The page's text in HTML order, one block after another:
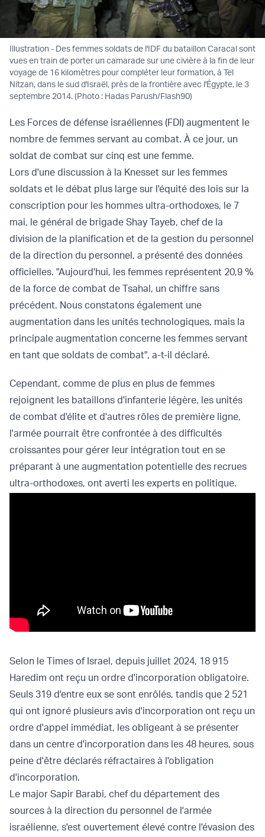
Illustration - Des femmes soldats de l'IDF du bataillon Caracal sont
vues en train de porter un camarade sur une civière à la fin de leur
voyage de 16 kilomètres pour compléter leur formation, à Tel
Nitzan, dans le sud d'Israël, près de la frontière avec l'Égypte, le 3
septembre 2014. (Photo : Hadas Parush/Flash90)
Les Forces de défense israéliennes (FDI) augmentent le
nombre de femmes servant au combat. À ce jour, un
soldat de combat sur cinq est une femme.
Lors d'une discussion à la Knesset sur les femmes
soldats et le débat plus large sur l'équité des lois sur la
conscription pour les hommes ultra-orthodoxes, le 7
mai, le général de brigade Shay Tayeb, chef de la
division de la planification et de la gestion du personnel
de la direction du personnel, a présenté des données
officielles. "Aujourd'hui, les femmes représentent 20,9 %
de la force de combat de Tsahal, un chiffre sans
précédent. Nous constatons également une
augmentation dans les unités technologiques, mais la
principale augmentation concerne les femmes servant
en tant que soldats de combat", a-t-il déclaré.
Cependant, comme de plus en plus de femmes
rejoignent les bataillons d'infanterie légère, les unités
de combat d'élite et d'autres rôles de première ligne,
l'armée pourrait être confrontée à des difficultés
croissantes pour gérer leur intégration tout en se
préparant à une augmentation potentielle des recrues
ultra-orthodoxes, ont averti les experts en politique.
Selon le Times of Israel, depuis juillet 2024, 18 915
Haredim ont reçu un ordre d'incorporation obligatoire.
Seuls 319 d'entre eux se sont enrôlés, tandis que 2 521
qui ont ignoré plusieurs avis d'incorporation ont reçu un
ordre d'appel immédiat, les obligeant à se présenter
dans un centre d'incorporation dans les 48 heures, sous
peine d'être déclarés réfractaires à l'obligation
d'incorporation.
Le major Sapir Barabi, chef du département des
sources à la direction du personnel de l'armée
israélienne, s'est ouvertement élevé contre l'évasion des